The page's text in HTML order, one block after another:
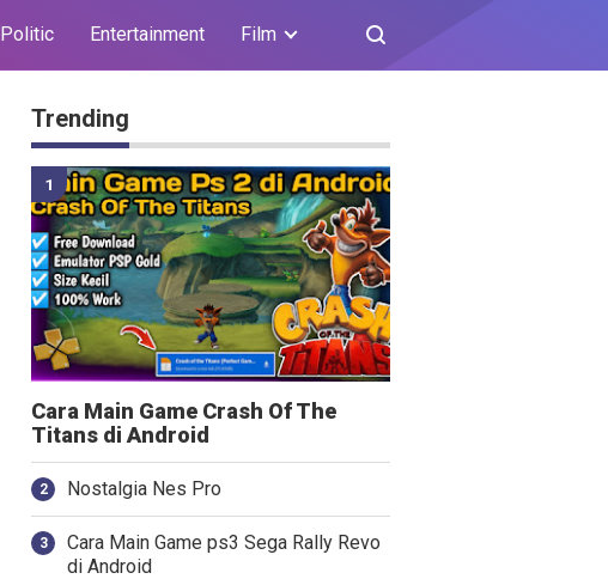
Politic Entertainment Film
Trending
Cara Main Game Crash Of The
Titans di Android
Nostalgia Nes Pro
Cara Main Game ps3 Sega Rally Revo
di Android